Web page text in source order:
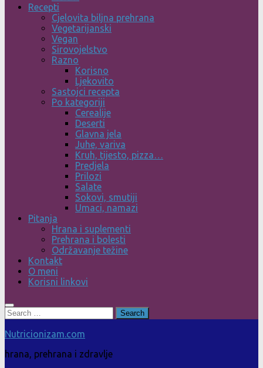
Recepti
Cjelovita biljna prehrana
Vegetarijanski
Vegan
Sirovojelstvo
Razno
Korisno
Ljekovito
Sastojci recepta
Po kategoriji
Cerealije
Deserti
Glavna jela
Juhe, variva
Kruh, tijesto, pizza…
Predjela
Prilozi
Salate
Sokovi, smutiji
Umaci, namazi
Pitanja
Hrana i suplementi
Prehrana i bolesti
Održavanje težine
Kontakt
O meni
Korisni linkovi
Search
for:
Nutricionizam.com
hrana, prehrana i zdravlje